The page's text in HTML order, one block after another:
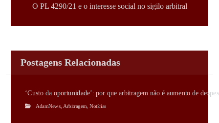
O PL 4290/21 e o interesse social no sigilo arbitral
Postagens Relacionadas
‘Custo da oportunidade’: por que arbitragem não é aumento de
AdamNews Arbitragem Notícias